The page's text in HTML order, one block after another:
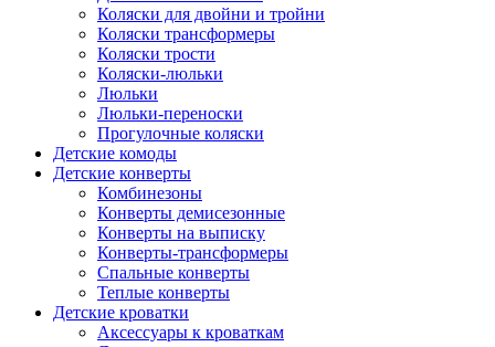
Коляски для двойни и тройни
Коляски трансформеры
Коляски трости
Коляски-люльки
Люльки
Люльки-переноски
Прогулочные коляски
Детские комоды
Детские конверты
Комбинезоны
Конверты демисезонные
Конверты на выписку
Конверты-трансформеры
Спальные конверты
Теплые конверты
Детские кроватки
Аксессуары к кроваткам